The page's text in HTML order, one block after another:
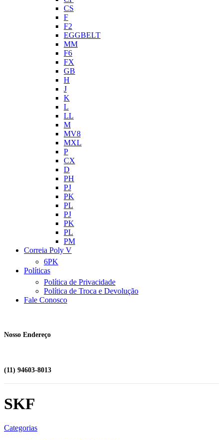
CS
F
F2
EGGBELT
MM
F6
FX
GB
H
J
K
L
LL
M
MV8
MXL
P
CX
D
PH
PJ
PK
PL
PJ
PK
PL
PM
Correia Poly V
6PK
Políticas
Política de Privacidade
Política de Troca e Devolução
Fale Conosco
Nosso Endereço
(11) 94603-8013
SKF
Categorias